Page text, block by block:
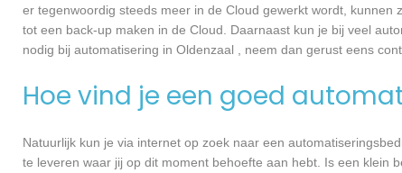
er tegenwoordig steeds meer in de Cloud gewerkt wordt,
tot een back-up maken in de Cloud. Daarnaast kun je bij veel
nodig bij automatisering in Oldenzaal , neem dan gerust eens
Hoe vind je een goed
Natuurlijk kun je via internet op zoek naar een
te leveren waar jij op dit moment behoefte aan hebt. Is een klein